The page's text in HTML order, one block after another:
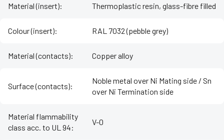
Material (insert): Thermoplastic resin, glass-fibre filled
Colour (insert): RAL 7032 (pebble grey)
Material (contacts): Copper alloy
Surface (contacts):
Noble metal over Ni Mating side / Sn
over Ni Termination side
Material flammability
class acc. to UL 94:
V-0